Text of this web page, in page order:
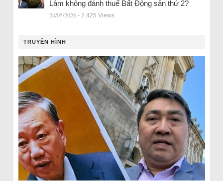
Lâm không đánh thuế Bất Động sản thứ 2?
24/05/2026 - 2.425 Views
TRUYỀN HÌNH